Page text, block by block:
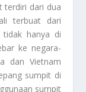
terdiri dari dua
terbuat dari
hanya di
ke negara-
dan Vietnam
sumpit di
sumpit